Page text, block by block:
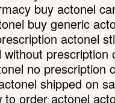
comme une graine de moutarde,
direz à cette montagne :
toi d’ici jusque là-bas”,
elle se transportera ;
ne vous sera impossible. »
la Parole de Dieu.
buy actonel
buy generic
actonel
prescription
no prescription
shipped on
order actonel